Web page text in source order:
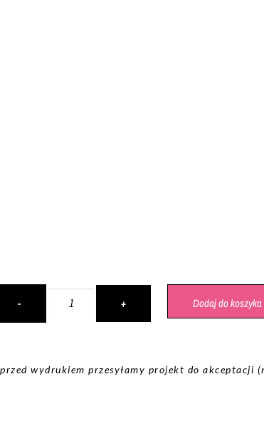
Dodaj do koszyka
wydrukiem przesyłamy projekt do akceptacji